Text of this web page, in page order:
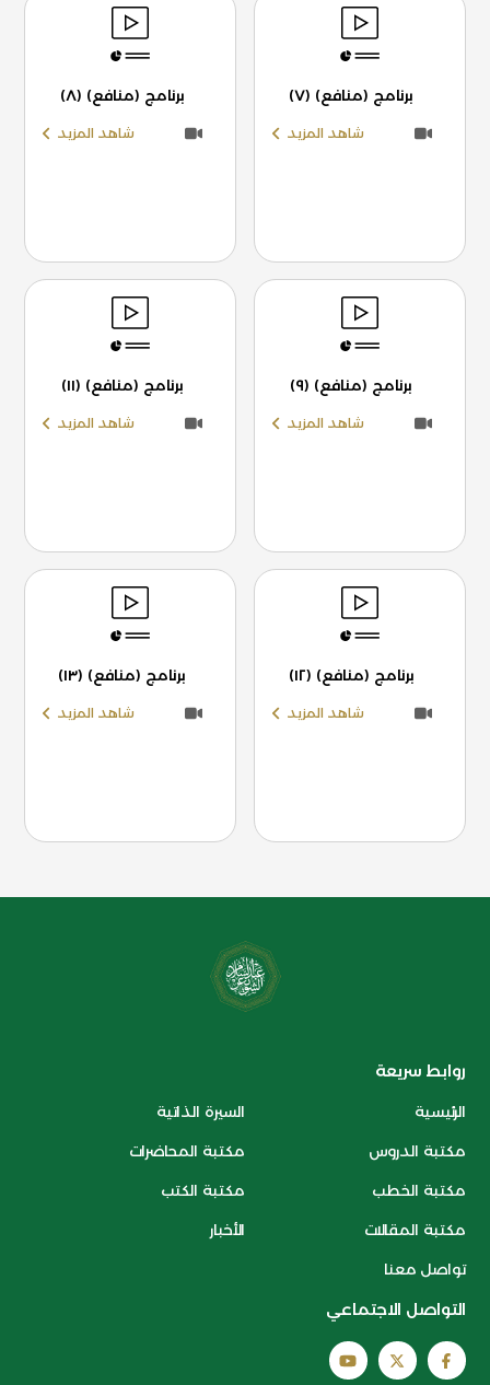
برنامج (منافع) (٧)
شاهد المزيد
برنامج (منافع) (٨)
شاهد المزيد
برنامج (منافع) (٩)
شاهد المزيد
برنامج (منافع) (١١)
شاهد المزيد
برنامج (منافع) (١٢)
شاهد المزيد
برنامج (منافع) (١٣)
شاهد المزيد
روابط سريعة
الرئيسية السيرة الذاتية
مكتبة الدروس مكتبة المحاضرات
مكتبة الخطب مكتبة الكتب
مكتبة المقالات الأخبار
تواصل معنا
التواصل الاجتماعي